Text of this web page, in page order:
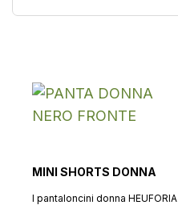
MINI SHORTS DONNA
I pantaloncini donna HEUFORIA